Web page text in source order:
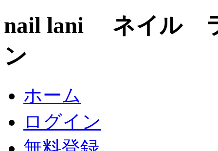
nail lani ネイル ラ
ン
ホーム
ログイン